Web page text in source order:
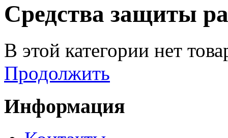
Средства защиты
В этой категории нет
Продолжить
Информация